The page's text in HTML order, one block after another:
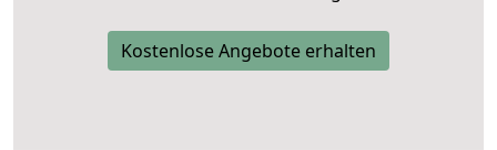
Kostenlose Angebote erhalten